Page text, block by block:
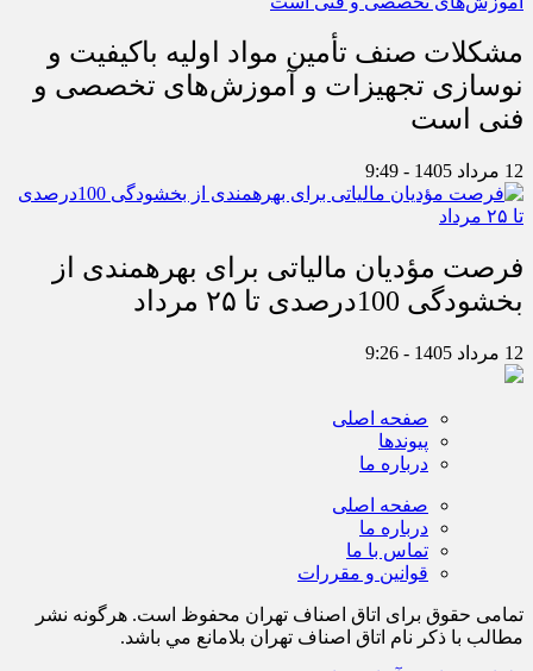
مشکلات صنف تأمین مواد اولیه باکیفیت و
نوسازی تجهیزات و آموزش‌های تخصصی و
فنی است
12 مرداد 1405 - 9:49
فرصت مؤدیان مالیاتی برای بهره‎مندی از
بخشودگی 100درصدی تا ۲۵ مرداد
12 مرداد 1405 - 9:26
صفحه اصلی
پیوندها
درباره ما
صفحه اصلی
درباره ما
تماس با ما
قوانین و مقررات
تمامی حقوق برای اتاق اصناف تهران محفوظ است. هرگونه نشر
مطالب با ذكر نام اتاق اصناف تهران بلامانع مي باشد.